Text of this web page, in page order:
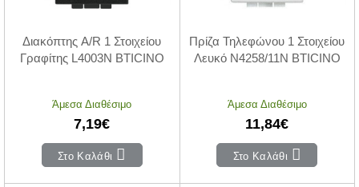
Διακόπτης A/R 1 Στοιχείου
Γραφίτης L4003N BTICINO
Άμεσα Διαθέσιμο
7,19€
Στο Καλάθι
Πρίζα Τηλεφώνου 1 Στοιχείου
Λευκό N4258/11N BTICINO
Άμεσα Διαθέσιμο
11,84€
Στο Καλάθι